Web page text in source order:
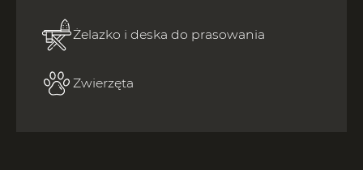
Żelazko i deska do prasowania
Zwierzęta